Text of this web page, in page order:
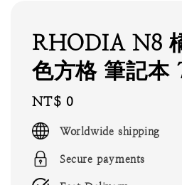
RHODIA N8
色方格 筆記本
Regular
price
NT$ 0
Worldwide shipping
Secure payments